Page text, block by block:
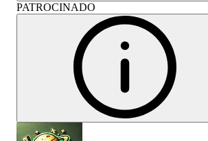
PATROCINADO